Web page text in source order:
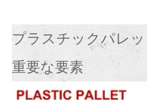
プラスチックパレ
重要な要素